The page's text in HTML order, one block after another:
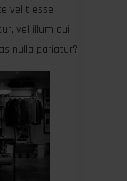
velit esse
vel illum qui
nulla pariatur?